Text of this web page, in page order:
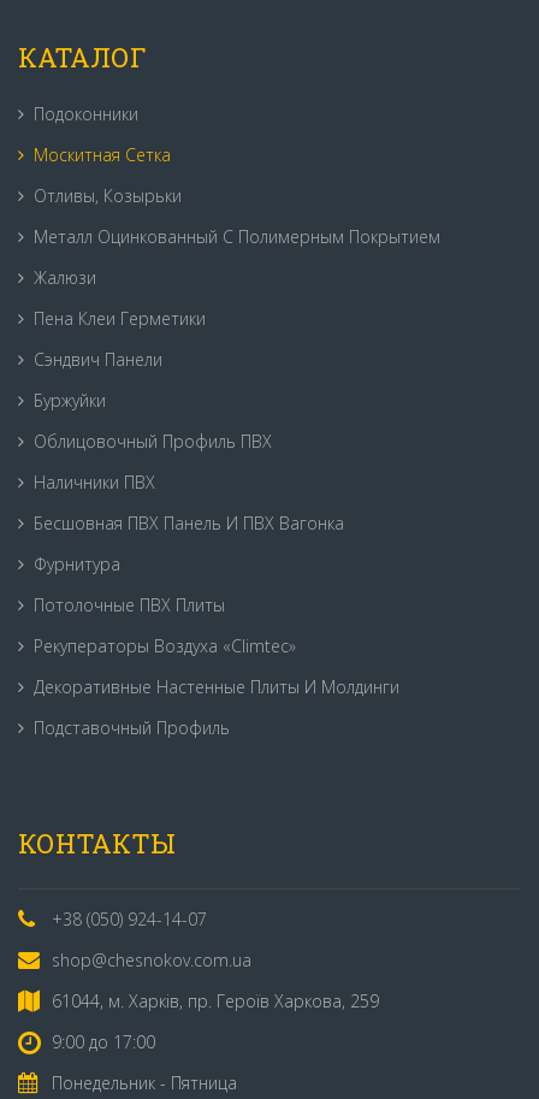
КАТАЛОГ
Подоконники
Москитная Сетка
Отливы, Козырьки
Металл Оцинкованный С Полимерным Покрытием
Жалюзи
Пена Клеи Герметики
Сэндвич Панели
Буржуйки
Облицовочный Профиль ПВХ
Наличники ПВХ
Бесшовная ПВХ Панель И ПВХ Вагонка
Фурнитура
Потолочные ПВХ Плиты
Рекуператоры Воздуха «Climtec»
Декоративные Настенные Плиты И Молдинги
Подставочный Профиль
КОНТАКТЫ
+38 (050) 924-14-07
shop@chesnokov.com.ua
61044, м. Харків, пр. Героїв Харкова, 259
9:00 до 17:00
Понедельник - Пятница